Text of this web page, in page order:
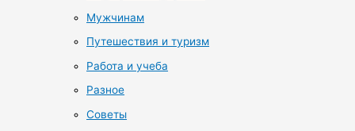
Мужчинам
Путешествия и туризм
Работа и учеба
Разное
Советы